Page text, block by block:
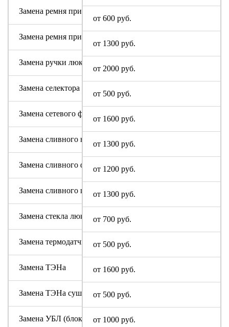
от 600 руб.
от 1300 руб.
от 2000 руб.
от 500 руб.
от 1600 руб.
от 1300 руб.
от 1200 руб.
от 1300 руб.
от 700 руб.
от 500 руб.
от 1600 руб.
от 500 руб.
от 1000 руб.
Замена ремня привода (двигателя)
Замена ремня привода барабана
Замена ручки люка
Замена селектора программ GALATEC
Замена сетевого фильтра (ФПС, пусковой конденсатор)
Замена сливного насоса
Замена сливного фильтра
Замена сливного шланга
Замена стекла люка
Замена термодатчика GALATEC
Замена ТЭНа
Замена ТЭНа сушки
Замена УБЛ (блокировки люка)